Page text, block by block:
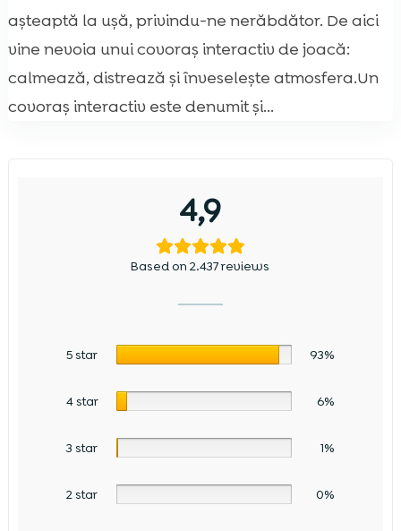
așteaptă la ușă, privindu-ne nerăbdător. De aici
vine nevoia unui covoraș interactiv de joacă:
calmează, distrează și înveselește atmosfera.Un
covoraș interactiv este denumit și...
4,9
Based on 2.437 reviews
5 star 93%
4 star 6%
3 star 1%
2 star 0%